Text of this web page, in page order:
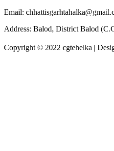
Email:
Address: Balod, District Balod
Copyright © 2022 cgtehelka |